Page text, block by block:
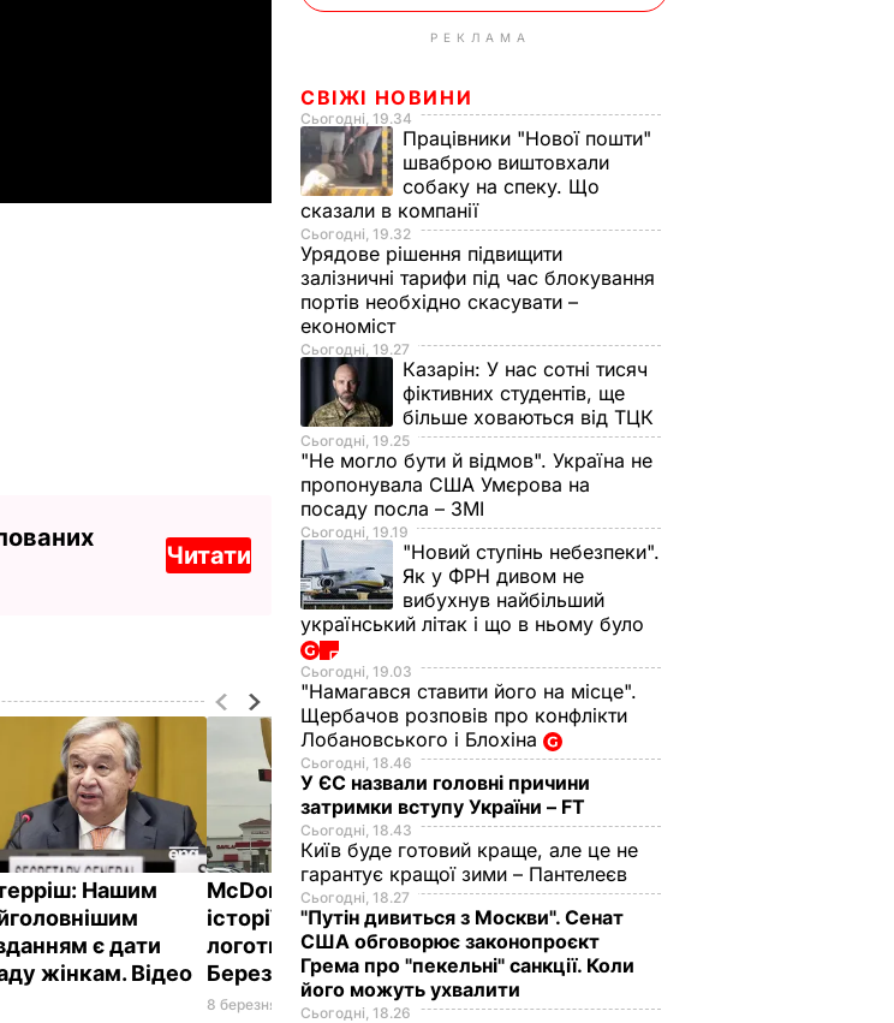
Читати
Нашим
є дати
жінкам. Відео
McDonald's уперше в
історії змінив
логотип до 8
Березня
8 березня, 06.02
РЕКЛАМА
СВІЖІ НОВИНИ
Сьогодні, 19.34
Працівники "Нової пошти"
шваброю виштовхали
собаку на спеку. Що
сказали в компанії
Сьогодні, 19.32
Урядове рішення підвищити
залізничні тарифи під час блокування
портів необхідно скасувати –
економіст
Сьогодні, 19.27
Казарін: У нас сотні тисяч
фіктивних студентів, ще
більше ховаються від ТЦК
Сьогодні, 19.25
"Не могло бути й відмов". Україна не
пропонувала США Умєрова на
посаду посла – ЗМІ
Сьогодні, 19.19
"Новий ступінь небезпеки".
Як у ФРН дивом не
вибухнув найбільший
український літак і що в ньому було
Сьогодні, 19.03
"Намагався ставити його на місце".
Щербачов розповів про конфлікти
Лобановського і Блохіна
Сьогодні, 18.46
У ЄС назвали головні причини
затримки вступу України – FT
Сьогодні, 18.43
Київ буде готовий краще, але це не
гарантує кращої зими – Пантелеєв
Сьогодні, 18.27
"Путін дивиться з Москви". Сенат
США обговорює законопроєкт
Грема про "пекельні" санкції. Коли
його можуть ухвалити
Сьогодні, 18.26